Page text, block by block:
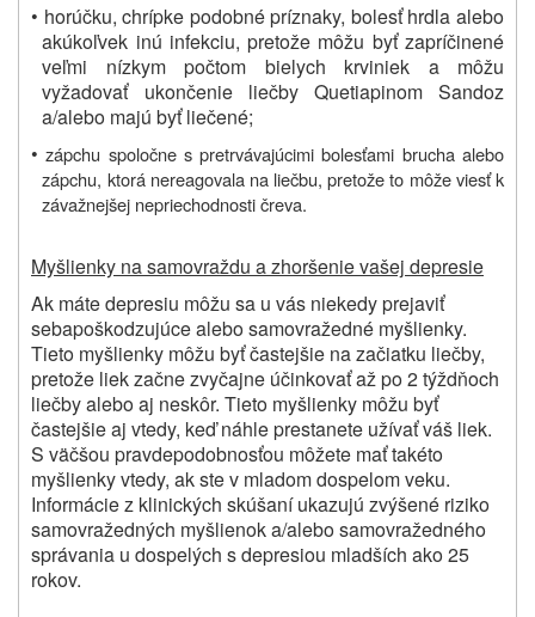
• horúčku, chrípke podobné príznaky, bolesť hrdla alebo
akúkoľvek inú infekciu, pretože môžu byť zapríčinené
veľmi nízkym počtom bielych krviniek a môžu
vyžadovať ukončenie liečby Quetiapinom Sandoz
a/alebo majú byť liečené;
•zápchu spoločne s pretrvávajúcimi bolesťami brucha alebo
zápchu, ktorá nereagovala na liečbu, pretože to môže viesť k
závažnejšej nepriechodnosti čreva.
Myšlienky na samovraždu a zhoršenie vašej depresie
Ak máte depresiu môžu sa u vás niekedy prejaviť
sebapoškodzujúce alebo samovražedné myšlienky.
Tieto myšlienky môžu byť častejšie na začiatku liečby,
pretože liek začne zvyčajne účinkovať až po 2 týždňoch
liečby alebo aj neskôr. Tieto myšlienky môžu byť
častejšie aj vtedy, keď náhle prestanete užívať váš liek.
S väčšou pravdepodobnosťou môžete mať takéto
myšlienky vtedy, ak ste v mladom dospelom veku.
Informácie z klinických skúšaní ukazujú zvýšené riziko
samovražedných myšlienok a/alebo samovražedného
správania u dospelých s depresiou mladších ako 25
rokov.